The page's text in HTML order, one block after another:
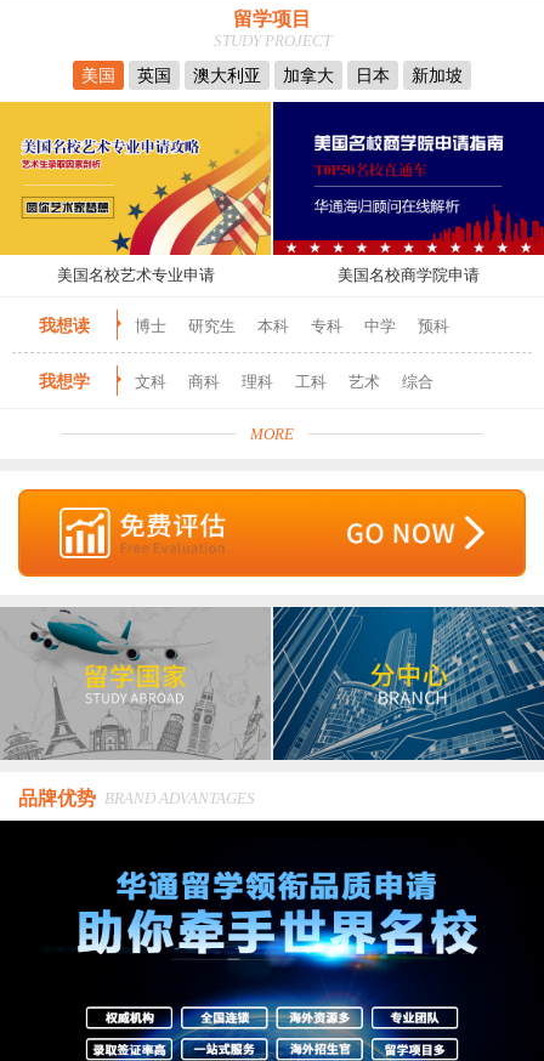
留学项目
STUDY PROJECT
美国
英国 澳大利亚 加拿大 日本 新加坡
美国名校艺术专业申请 美国名校商学院申请
我想读 博士 研究生 本科 专科 中学 预科
我想学 文科 商科 理科 工科 艺术 综合
MORE
品牌优势 BRAND ADVANTAGES